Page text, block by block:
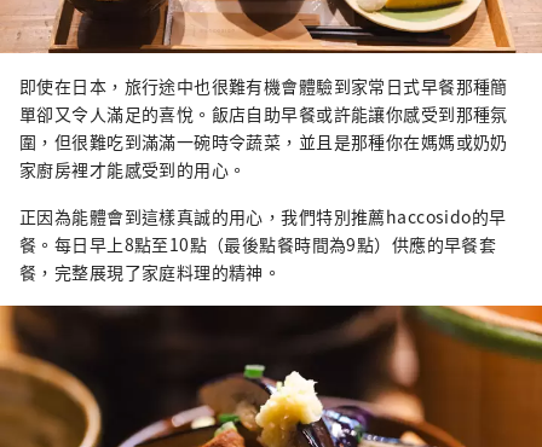
即使在日本，旅行途中也很難有機會體驗到家常日式早餐那種簡
單卻又令人滿足的喜悅。飯店自助早餐或許能讓你感受到那種氛
圍，但很難吃到滿滿一碗時令蔬菜，並且是那種你在媽媽或奶奶
家廚房裡才能感受到的用心。
正因為能體會到這樣真誠的用心，我們特別推薦haccosido的早
餐。每日早上8點至10點（最後點餐時間為9點）供應的早餐套
餐，完整展現了家庭料理的精神。